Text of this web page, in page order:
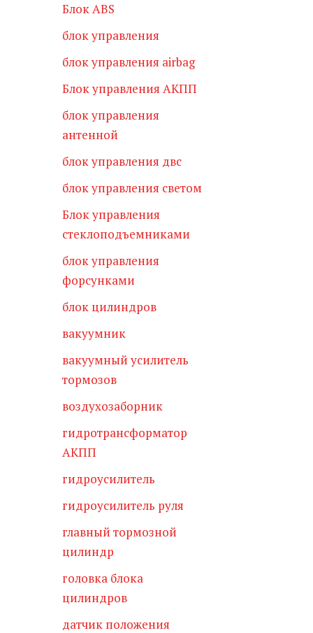
Блок ABS
блок управления
блок управления airbag
Блок управления АКПП
блок управления
антенной
блок управления двс
блок управления светом
Блок управления
стеклоподъемниками
блок управления
форсунками
блок цилиндров
вакуумник
вакуумный усилитель
тормозов
воздухозаборник
гидротрансформатор
АКПП
гидроусилитель
гидроусилитель руля
главный тормозной
цилиндр
головка блока
цилиндров
датчик положения